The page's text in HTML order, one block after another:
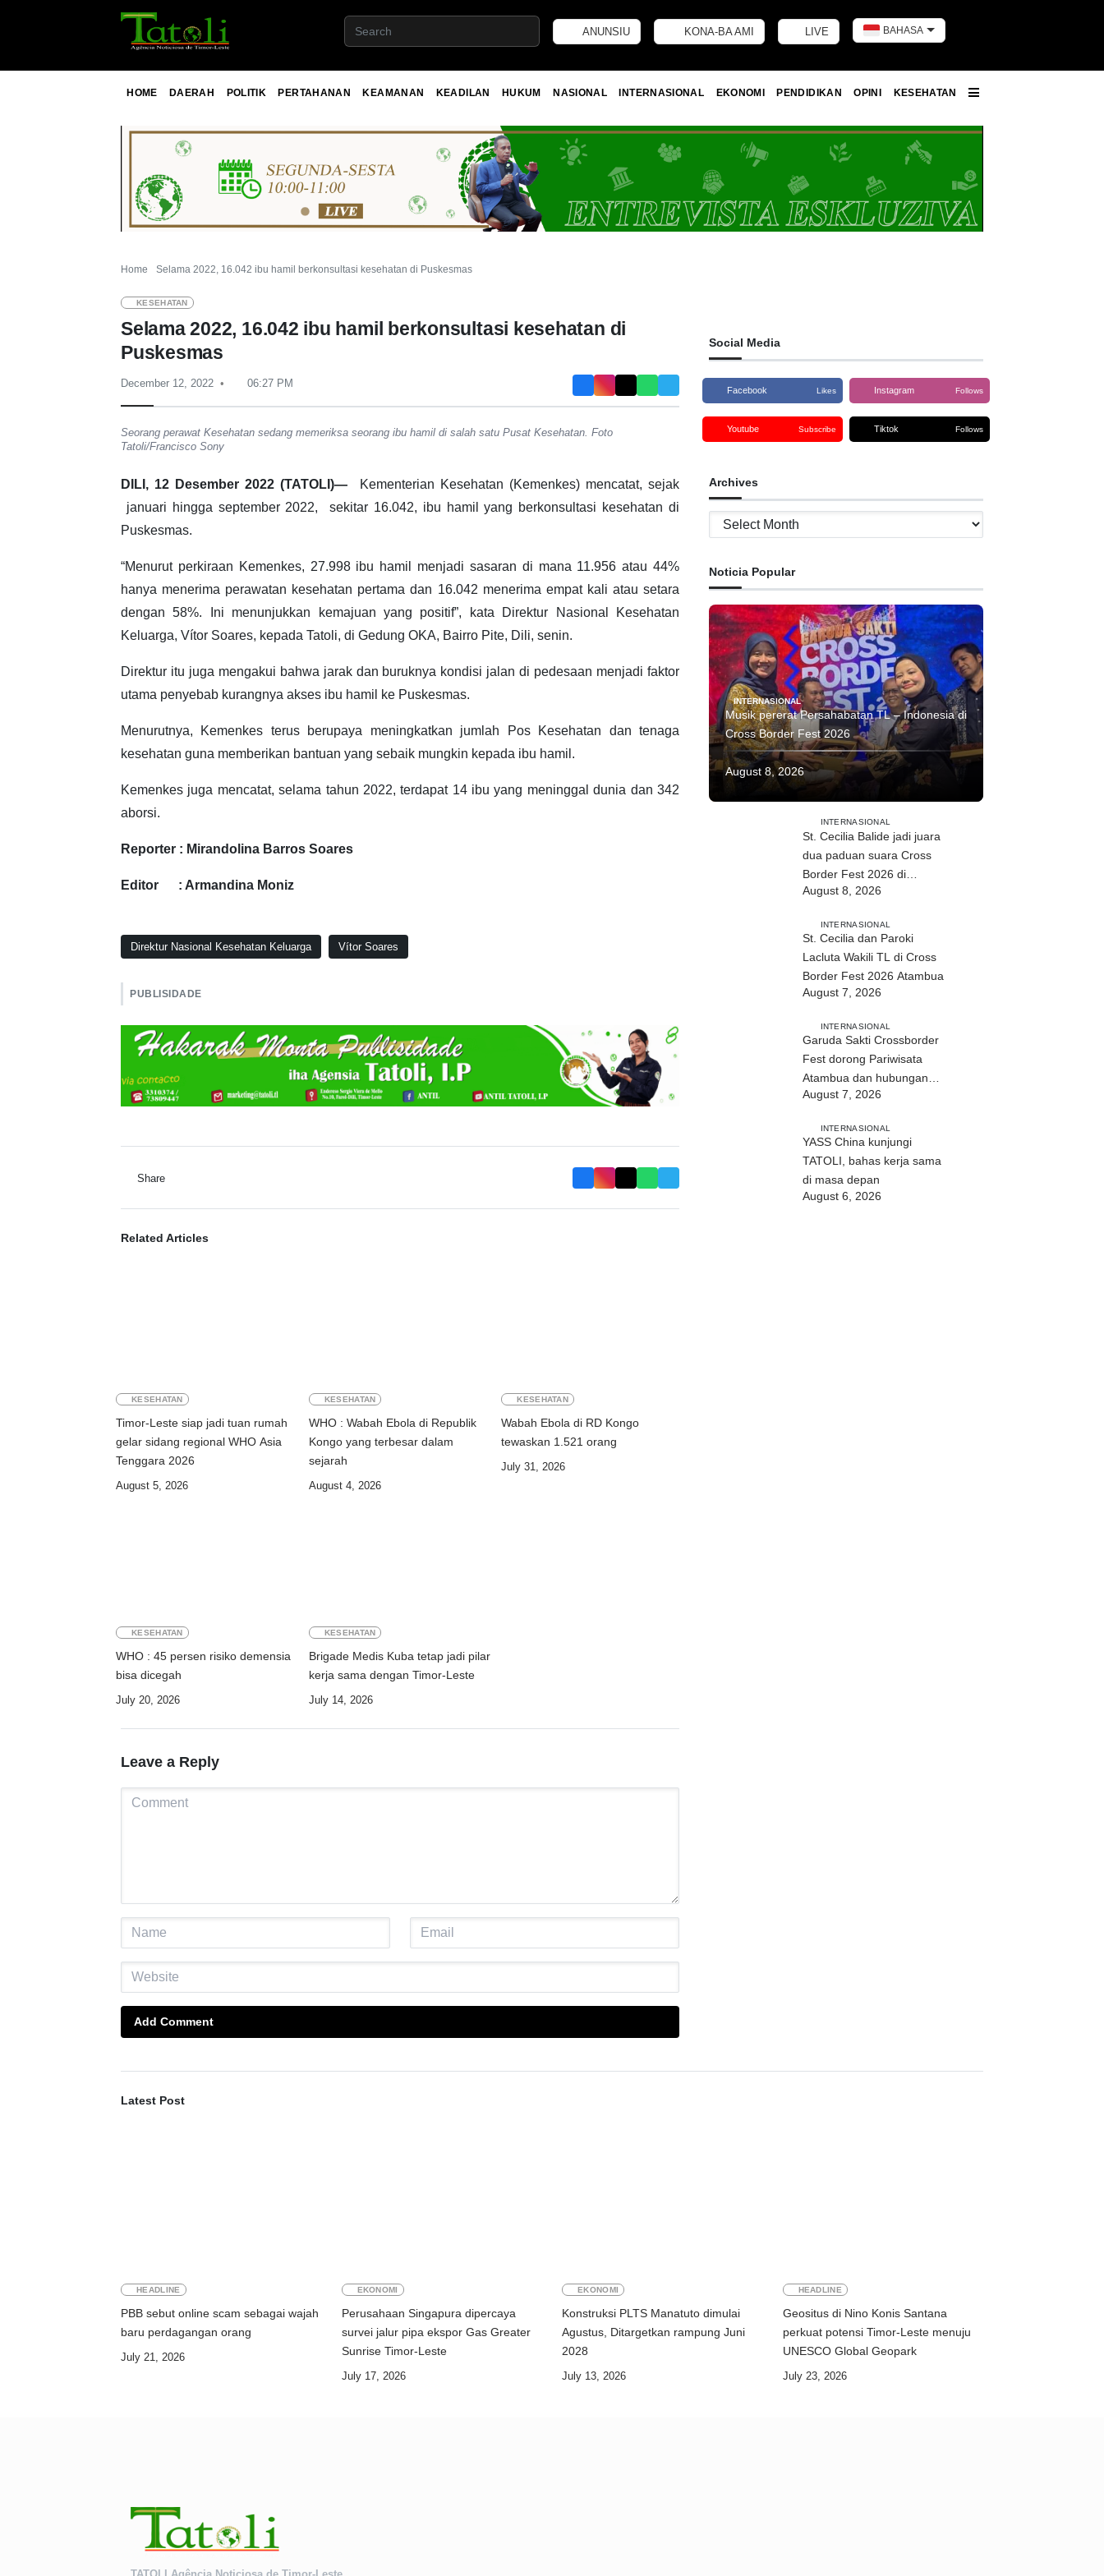
ANUNSIU KONA-BA AMI LIVE BAHASA
HOME DAERAH POLITIK PERTAHANAN KEAMANAN KEADILAN HUKUM NASIONAL INTERNASIONAL EKONOMI PENDIDIKAN OPINI
KESEHATAN
Home Selama 2022, 16.042 ibu hamil berkonsultasi kesehatan di Puskesmas
KESEHATAN
Selama 2022, 16.042 ibu hamil berkonsultasi kesehatan di
Puskesmas
December 12, 2022 06:27 PM
Seorang perawat Kesehatan sedang memeriksa seorang ibu hamil di salah satu Pusat Kesehatan. Foto
Tatoli/Francisco Sony
DILI, 12 Desember 2022 (TATOLI)—
Kementerian Kesehatan (Kemenkes) mencatat, sejak
januari hingga september 2022, sekitar 16.042, ibu hamil yang berkonsultasi kesehatan di
Puskesmas.
“Menurut perkiraan Kemenkes, 27.998 ibu hamil menjadi sasaran di mana 11.956 atau 44%
hanya menerima perawatan kesehatan pertama dan 16.042 menerima empat kali atau setara
dengan 58%. Ini menunjukkan kemajuan yang positif”, kata Direktur Nasional Kesehatan
Keluarga, Vítor Soares, kepada Tatoli, di Gedung OKA, Bairro Pite, Dili, senin.
Direktur itu juga mengakui bahwa jarak dan buruknya kondisi jalan di pedesaan menjadi faktor
utama penyebab kurangnya akses ibu hamil ke Puskesmas.
Menurutnya, Kemenkes terus berupaya meningkatkan jumlah Pos Kesehatan dan tenaga
kesehatan guna memberikan bantuan yang sebaik mungkin kepada ibu hamil.
Kemenkes juga mencatat, selama tahun 2022, terdapat 14 ibu yang meninggal dunia dan 342
aborsi.
Reporter : Mirandolina Barros Soares
Editor : Armandina Moniz
Direktur Nasional Kesehatan Keluarga Vítor Soares
PUBLISIDADE
Share
Related Articles
KESEHATAN
Timor-Leste siap jadi tuan rumah
gelar sidang regional WHO Asia
August 5, 2026
KESEHATAN
WHO : Wabah Ebola di Republik
Kongo yang terbesar dalam
sejarah
August 4, 2026
KESEHATAN
Wabah Ebola di RD Kongo
tewaskan 1.521 orang
July 31, 2026
KESEHATAN
WHO : 45 persen risiko demensia
bisa dicegah
July 20, 2026
KESEHATAN
Brigade Medis Kuba tetap jadi pilar
kerja sama dengan Timor-Leste
July 14, 2026
Leave a Reply
Add Comment
Social Media
Facebook Likes Instagram Follows
Youtube Subscribe Tiktok Follows
Archives
Archives
Noticia Popular
INTERNASIONAL
Musik pererat Persahabatan TL – Indonesia di
Cross Border Fest 2026
August 8, 2026
INTERNASIONAL
St. Cecilia Balide jadi juara
dua paduan suara Cross
Border Fest 2026 di
Atambua
August 8, 2026
INTERNASIONAL
St. Cecilia dan Paroki
Lacluta Wakili TL di Cross
August 7, 2026
INTERNASIONAL
Garuda Sakti Crossborder
Fest dorong Pariwisata
Atambua dan hubungan
TL–Indonesia
August 7, 2026
INTERNASIONAL
YASS China kunjungi
TATOLI, bahas kerja sama
di masa depan
August 6, 2026
Latest Post
HEADLINE
PBB sebut online scam sebagai wajah
July 21, 2026
EKONOMI
Perusahaan Singapura dipercaya
survei jalur pipa ekspor Gas Greater
July 17, 2026
EKONOMI
Konstruksi PLTS Manatuto dimulai
Agustus, Ditargetkan rampung Juni
July 13, 2026
HEADLINE
Geositus di Nino Konis Santana
perkuat potensi Timor-Leste menuju
UNESCO Global Geopark
July 23, 2026